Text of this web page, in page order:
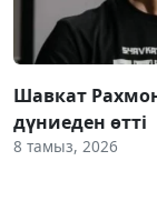
Шавкат
дүниеден өтті
8 тамыз, 2026